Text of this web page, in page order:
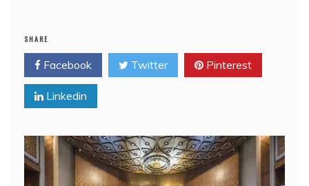
SHARE
Facebook Twitter Pinterest
Linkedin